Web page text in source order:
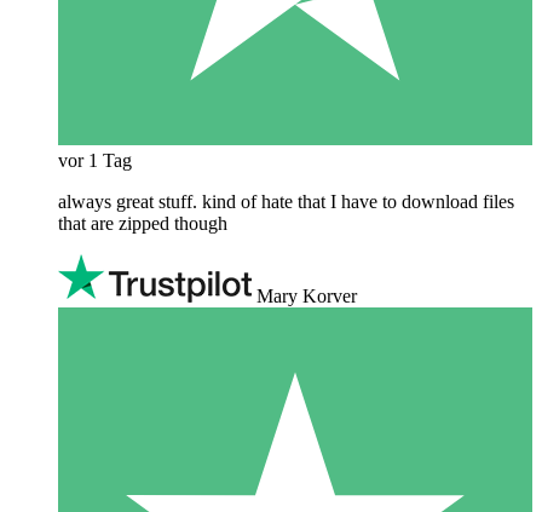
vor 1 Tag
always great stuff. kind of hate that I have to download files
that are zipped though
Mary Korver